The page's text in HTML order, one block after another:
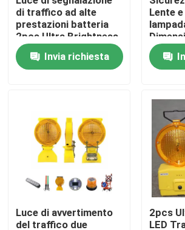
Controllo di qualità
Contattici
Piatto di acciaio al carbonio
Striscia di acciaio al carbonio
Barra di acciaio al carbonio
di traffico ad alte
prestazioni batteria
2pcs Ultra Brightness
LED
Invia richiesta
Lente
Luce di avvertimento
del traffico due
2pcs
LED